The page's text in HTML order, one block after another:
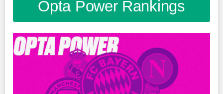
Opta Power Rankings